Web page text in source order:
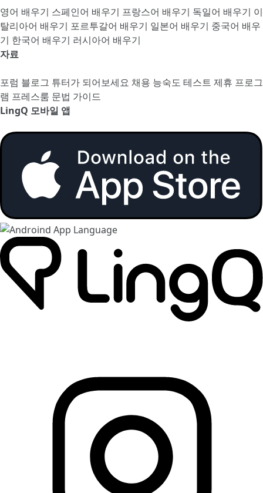
영어 배우기 스페인어 배우기 프랑스어 배우기 독일어 배우기 이
탈리아어 배우기 포르투갈어 배우기 일본어 배우기 중국어 배우
기 한국어 배우기 러시아어 배우기
자료
포럼 블로그 튜터가 되어보세요 채용 능숙도 테스트 제휴 프로그
램 프레스룸 문법 가이드
LingQ 모바일 앱